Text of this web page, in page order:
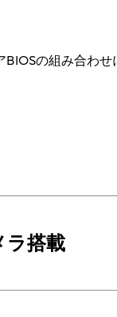
の組み合わ
ラ搭載